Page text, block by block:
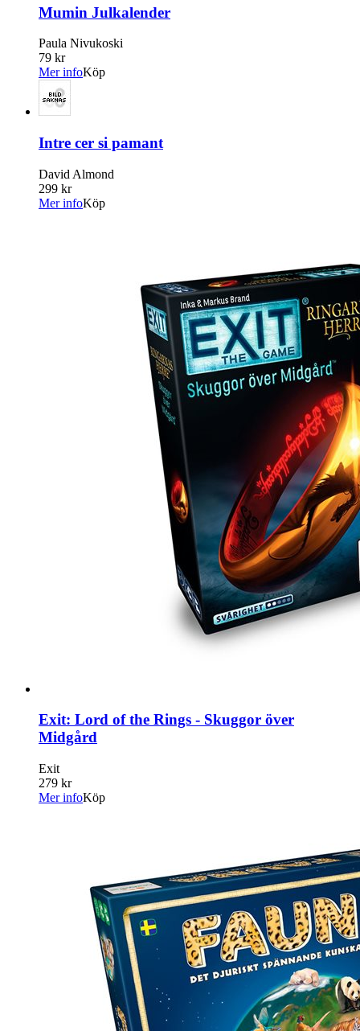
Mumin Julkalender
Paula Nivukoski
79 kr
Mer infoKöp
Intre cer si pamant
David Almond
299 kr
Mer infoKöp
Exit: Lord of the Rings - Skuggor över
Midgård
Exit
279 kr
Mer infoKöp